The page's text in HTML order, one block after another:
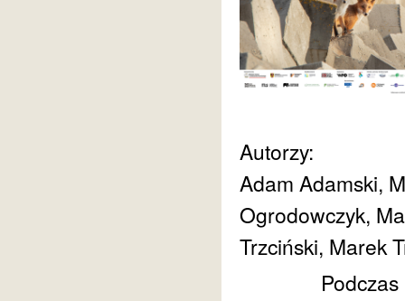
Autorzy:
Adam Adamski,
Ogrodowczyk,
Trzciński, Marek
Podczas